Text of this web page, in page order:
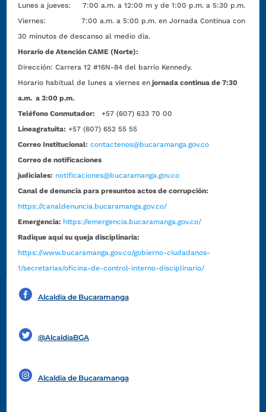
Lunes a jueves: 7:00 a.m. a 12:00 m y de 1:00 p.m. a 5:30 p.m.
Viernes: 7:00 a.m. a 5:00 p.m. en Jornada Continua con
30 minutos de descanso al medio día.
Horario de Atención CAME (Norte):
Dirección:Carrera 12 #16N-84 del barrio Kennedy.
Horario habitual de lunes a viernes en jornada continua de 7:30
a.m. a 3:00 p.m.
Teléfono Conmutador:
+57 (607) 633 70 00
Líneagratuita: +57 (607) 652 55 55
Correo Institucional: contactenos@bucaramanga.gov.co
Correo de notificaciones
judiciales: notificaciones@bucaramanga.gov.co
Canal de denuncia para presuntos actos de corrupción:
https://canaldenuncia.bucaramanga.gov.co/
Emergencia: https://emergencia.bucaramanga.gov.co/
Radique aquí su queja disciplinaria:
https://www.bucaramanga.gov.co/gobierno-ciudadanos-
1/secretarias/oficina-de-control-interno-disciplinario/
Alcaldía de Bucaramanga
@AlcaldíaBGA
Alcaldía de Bucaramanga